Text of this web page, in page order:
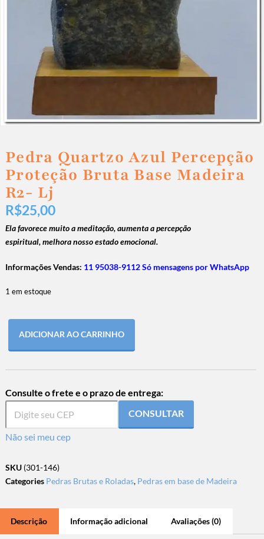
Pedra Quartzo Azul Percepção
Proteção Bruta Base Madeira
R2- Lj
R$25,00
Ela favorece muito a meditação, aumenta a percepção
espiritual, melhora nosso estado emocional.
Informações Vendas: 11 95038-9112 Só mensagens por WhatsApp
1 em estoque
ADICIONAR AO CARRINHO
Consulte o frete e o prazo de entrega:
CONSULTAR
Não sei meu cep
SKU (301-146)
Categories Pedras Brutas e Roladas, Pedras em base de Madeira
Descrição Informação adicional Avaliações (0)